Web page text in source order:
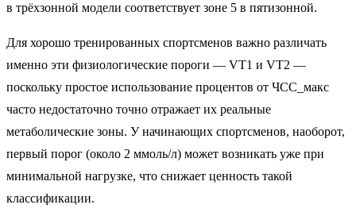
в трёхзонной модели соответствует зоне 5 в пятизонной.
Для хорошо тренированных спортсменов важно различать
именно эти физиологические пороги — VT1 и VT2 —
поскольку простое использование процентов от ЧСС_макс
часто недостаточно точно отражает их реальные
метаболические зоны. У начинающих спортсменов, наоборот,
первый порог (около 2 ммоль/л) может возникать уже при
минимальной нагрузке, что снижает ценность такой
классификации.